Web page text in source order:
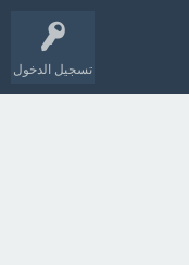
تسجيل الدخول